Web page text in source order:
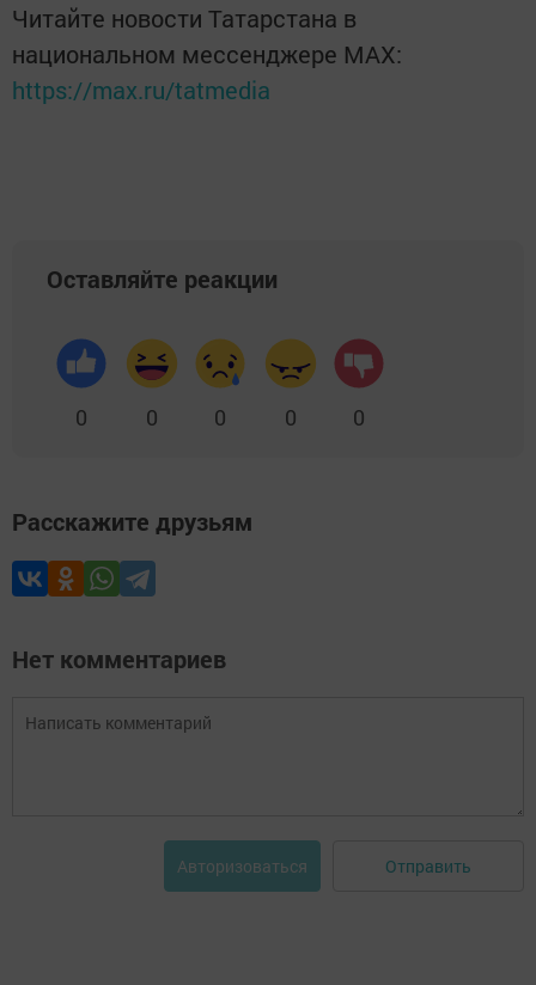
Читайте новости Татарстана в
национальном мессенджере MАХ:
https://max.ru/tatmedia
Оставляйте реакции
0 0 0 0 0
Расскажите друзьям
Нет комментариев
Авторизоваться Отправить